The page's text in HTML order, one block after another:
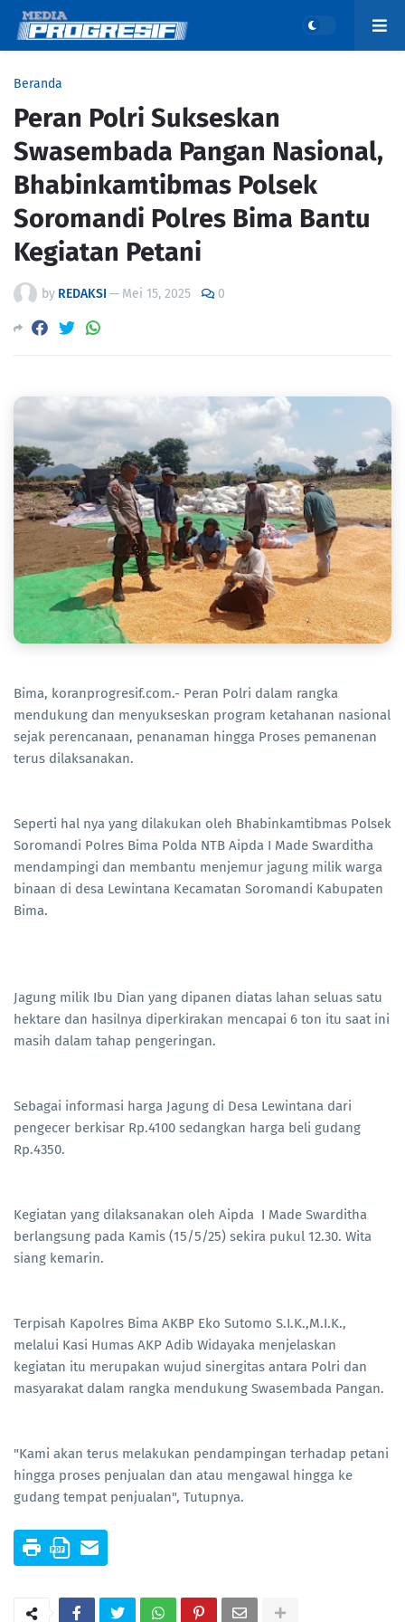
Beranda
Peran Polri Sukseskan
Swasembada Pangan Nasional,
Bhabinkamtibmas Polsek
Soromandi Polres Bima Bantu
Kegiatan Petani
by REDAKSI — Mei 15, 2025 0
Bima, koranprogresif.com.- Peran Polri dalam rangka
mendukung dan menyukseskan program ketahanan nasional
sejak perencanaan, penanaman hingga Proses pemanenan
terus dilaksanakan.
Seperti hal nya yang dilakukan oleh Bhabinkamtibmas Polsek
Soromandi Polres Bima Polda NTB Aipda I Made Swarditha
mendampingi dan membantu menjemur jagung milik warga
binaan di desa Lewintana Kecamatan Soromandi Kabupaten
Bima.
Jagung milik Ibu Dian yang dipanen diatas lahan seluas satu
hektare dan hasilnya diperkirakan mencapai 6 ton itu saat ini
masih dalam tahap pengeringan.
Sebagai informasi harga Jagung di Desa Lewintana dari
pengecer berkisar Rp.4100 sedangkan harga beli gudang
Rp.4350.
Kegiatan yang dilaksanakan oleh Aipda I Made Swarditha
berlangsung pada Kamis (15/5/25) sekira pukul 12.30. Wita
siang kemarin.
Terpisah Kapolres Bima AKBP Eko Sutomo S.I.K.,M.I.K.,
melalui Kasi Humas AKP Adib Widayaka menjelaskan
kegiatan itu merupakan wujud sinergitas antara Polri dan
masyarakat dalam rangka mendukung Swasembada Pangan.
"Kami akan terus melakukan pendampingan terhadap petani
hingga proses penjualan dan atau mengawal hingga ke
gudang tempat penjualan", Tutupnya.